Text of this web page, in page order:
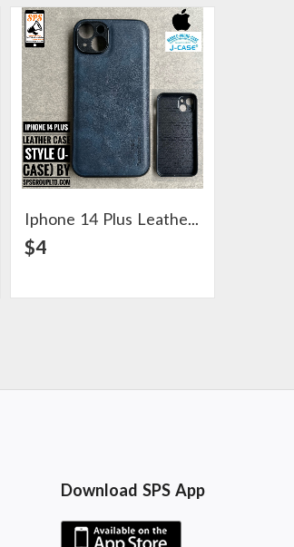
Iphone 14 Plus Leather Case Style (J-Case)
$4
View Detail
Download SPS App